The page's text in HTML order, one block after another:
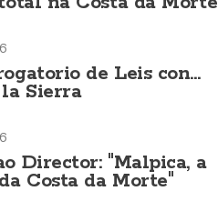
de Leis con...
la Sierra
Director: "Malpica, a
Costa da Morte"